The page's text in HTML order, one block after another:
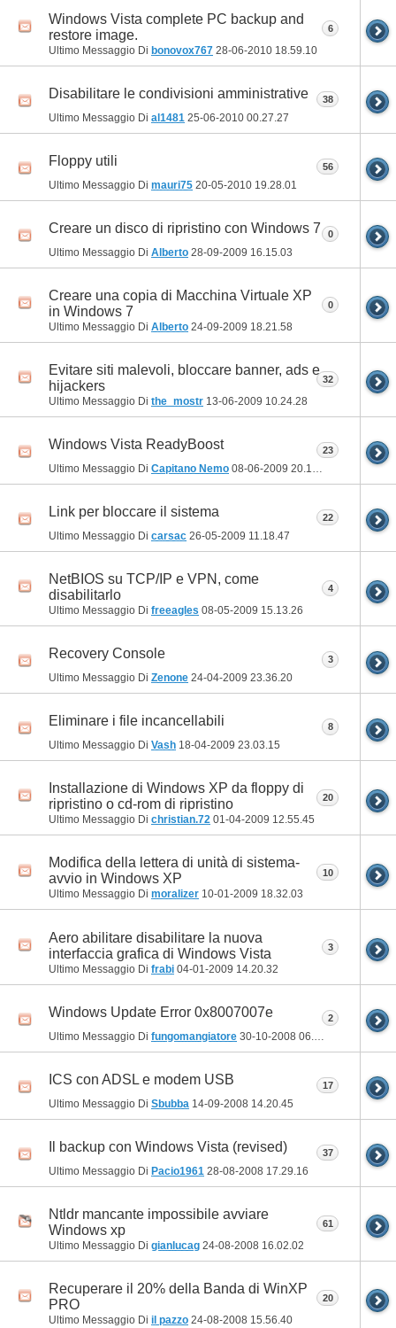
Windows Vista complete PC backup and
restore image.
Ultimo Messaggio Di bonovox767 28-06-2010 18.59.10
6
Disabilitare le condivisioni amministrative
Ultimo Messaggio Di al1481 25-06-2010 00.27.27
38
Floppy utili
Ultimo Messaggio Di mauri75 20-05-2010 19.28.01
56
Creare un disco di ripristino con Windows 7
Ultimo Messaggio Di Alberto 28-09-2009 16.15.03
0
Creare una copia di Macchina Virtuale XP
in Windows 7
Ultimo Messaggio Di Alberto 24-09-2009 18.21.58
0
Evitare siti malevoli, bloccare banner, ads e
hijackers
Ultimo Messaggio Di the_mostr 13-06-2009 10.24.28
32
Windows Vista ReadyBoost
Ultimo Messaggio Di Capitano Nemo 08-06-2009 20.13.46
23
Link per bloccare il sistema
Ultimo Messaggio Di carsac 26-05-2009 11.18.47
22
NetBIOS su TCP/IP e VPN, come
disabilitarlo
Ultimo Messaggio Di freeagles 08-05-2009 15.13.26
4
Recovery Console
Ultimo Messaggio Di Zenone 24-04-2009 23.36.20
3
Eliminare i file incancellabili
Ultimo Messaggio Di Vash 18-04-2009 23.03.15
8
Installazione di Windows XP da floppy di
ripristino o cd-rom di ripristino
Ultimo Messaggio Di christian.72 01-04-2009 12.55.45
20
Modifica della lettera di unità di sistema-
avvio in Windows XP
Ultimo Messaggio Di moralizer 10-01-2009 18.32.03
10
Aero abilitare disabilitare la nuova
interfaccia grafica di Windows Vista
Ultimo Messaggio Di frabi 04-01-2009 14.20.32
3
Windows Update Error 0x8007007e
Ultimo Messaggio Di fungomangiatore 30-10-2008 06.07.19
2
ICS con ADSL e modem USB
Ultimo Messaggio Di Sbubba 14-09-2008 14.20.45
17
Il backup con Windows Vista (revised)
Ultimo Messaggio Di Pacio1961 28-08-2008 17.29.16
37
Ntldr mancante impossibile avviare
Windows xp
Ultimo Messaggio Di gianlucag 24-08-2008 16.02.02
61
Recuperare il 20% della Banda di WinXP
PRO
Ultimo Messaggio Di il pazzo 24-08-2008 15.56.40
20